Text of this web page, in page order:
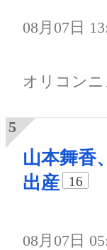
08月07日
オリコンニ
山本舞香
出産
16
08月07日